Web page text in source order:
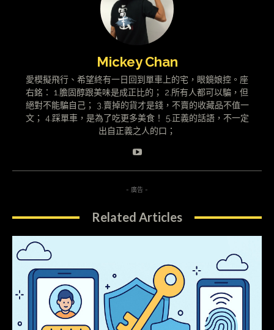
Mickey Chan
愛模擬飛行、希望終有一日回到單車上的宅，眼鏡娘控。座
右銘： 1.膽固醇跟美味是成正比的； 2.所有人都可以騙，但
絕對不能騙自己； 3.賣掉的貨才是錢，不賣的收藏品不值一
文； 4.踩單車，是為了吃更多美食！ 5.正義的話語，不一定
出自正義之人的口；
- 廣告 -
Related Articles